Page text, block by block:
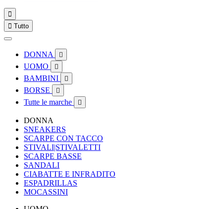

 Tutto
DONNA 
UOMO 
BAMBINI 
BORSE 
Tutte le marche 
DONNA
SNEAKERS
SCARPE CON TACCO
STIVALI|STIVALETTI
SCARPE BASSE
SANDALI
CIABATTE E INFRADITO
ESPADRILLAS
MOCASSINI